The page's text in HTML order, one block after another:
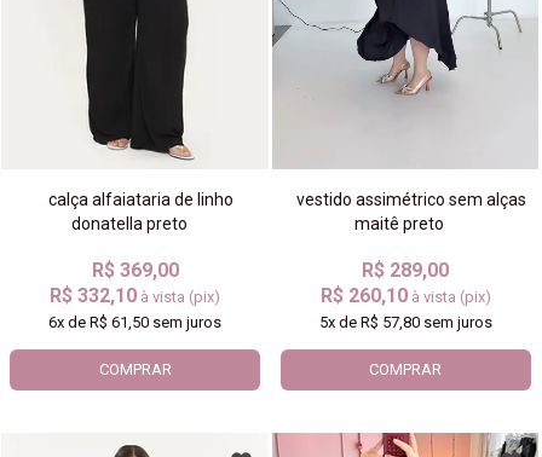
calça alfaiataria de linho
donatella preto
R$ 369,00
R$ 332,10 à vista (pix)
6x deR$ 61,50 sem juros
COMPRAR
vestido assimétrico sem alças
maitê preto
R$ 289,00
R$ 260,10 à vista (pix)
5xde R$ 57,80sem juros
COMPRAR